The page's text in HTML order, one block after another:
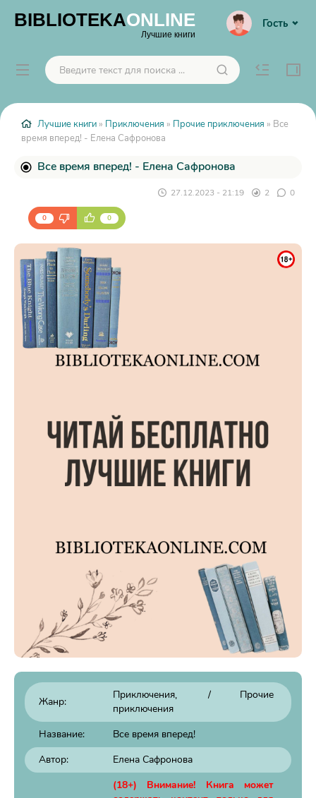
BIBLIOTEKAONLINE
Лучшие книги
Гость
Лучшие книги » Приключения » Прочие приключения » Все
время вперед! - Елена Сафронова
Все время вперед! - Елена Сафронова
27.12.2023 - 21:19 2 0
0 0
Жанр:
Приключения / Прочие
приключения
Название:
Все время вперед!
Автор:
Елена Сафронова
(18+) Внимание! Книга может